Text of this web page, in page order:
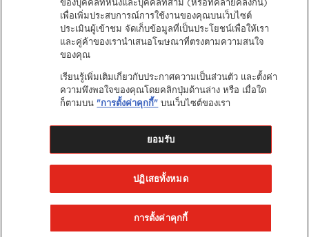
ของบุคคลที่หนึ่งและบุคคลที่สาม (หรือที่คล้ายคลึงกัน)
เพื่อเพิ่มประสบการณ์การใช้งานของคุณบนเว็บไซต์
ประเมินผู้เข้าชม จัดเก็บข้อมูลที่เป็นประโยชน์เพื่อให้เรา
และคู่ค้าของเรานำเสนอโฆษณาที่ตรงตามความสนใจ
ของคุณ
เรียนรู้เพิ่มเติมเกี่ยวกับประกาศความเป็นส่วนตัว และตั้งค่า
ความพึงพอใจของคุณโดยคลิกปุ่มด้านล่าง หรือ เมื่อใด
ก็ตามบน "การตั้งค่าคุกกี้" บนเว็บไซต์ของเรา
การตั้งค่าคุกกี้
ปฏิเสธทั้งหมด
ยอมรับ